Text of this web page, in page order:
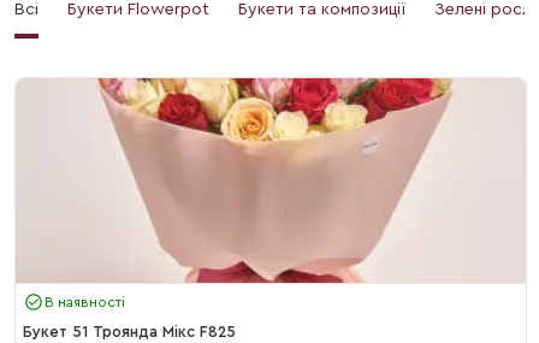
Всі Букети Flowerpot Букети та композиції Зелені
В наявності
Букет 51 Троянда Мікс F825